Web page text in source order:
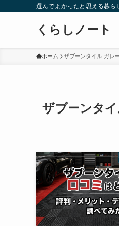
選んでよかったと思える暮ら
くらしノート
ホーム ザブーンタイル ガレ
ザブーンタ